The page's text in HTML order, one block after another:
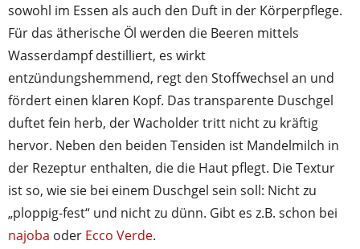
sowohl im Essen als auch den Duft in der Körperpflege.
Für das ätherische Öl werden die Beeren mittels
Wasserdampf destilliert, es wirkt
entzündungshemmend, regt den Stoffwechsel an und
fördert einen klaren Kopf. Das transparente Duschgel
duftet fein herb, der Wacholder tritt nicht zu kräftig
hervor. Neben den beiden Tensiden ist Mandelmilch in
der Rezeptur enthalten, die die Haut pflegt. Die Textur
ist so, wie sie bei einem Duschgel sein soll: Nicht zu
„ploppig-fest“ und nicht zu dünn. Gibt es z.B. schon bei
najoba oder Ecco Verde.